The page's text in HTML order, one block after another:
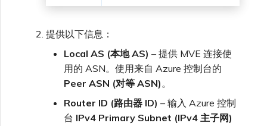
提供以下信息：
Local AS (本地 AS) – 提供 MVE 连接使
用的 ASN。使用来自 Azure 控制台的
Peer ASN (对等 ASN)。
Router ID (路由器 ID) – 输入 Azure 控制
台 IPv4 Primary Subnet (IPv4 主子网)